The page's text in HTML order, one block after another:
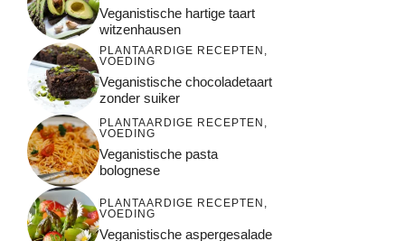
Veganistische hartige taart
witzenhausen
PLANTAARDIGE RECEPTEN ,
VOEDING
Veganistische chocoladetaart
zonder suiker
PLANTAARDIGE RECEPTEN ,
VOEDING
Veganistische pasta
bolognese
PLANTAARDIGE RECEPTEN ,
VOEDING
Veganistische aspergesalade